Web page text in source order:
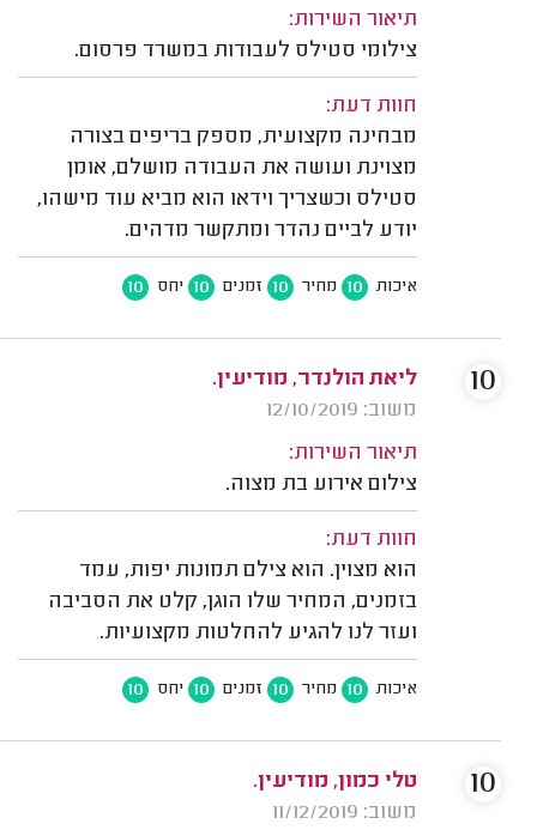
תיאור השירות:
צילומי סטילס לעבודות במשרד פרסום.
חוות דעת:
מבחינה מקצועית, מספק בריפים בצורה
מצוינת ועושה את העבודה מושלם, אומן
סטילס וכשצריך וידאו הוא מביא עוד מישהו,
יודע לביים נהדר ומתקשר מדהים.
איכות 10 מחיר 10 זמנים 10 יחס 10
ליאת הולנדר, מודיעין.
משוב: 12/10/2019
תיאור השירות:
צילום אירוע בת מצוה.
חוות דעת:
הוא מצוין. הוא צילם תמונות יפות, עמד
בזמנים, המחיר שלו הוגן, קלט את הסביבה
ועזר לנו להגיע להחלטות מקצועיות.
איכות 10 מחיר 10 זמנים 10 יחס 10
10
טלי כמון, מודיעין.
משוב: 11/12/2019
10